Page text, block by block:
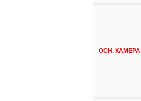
ОСН. КАМЕРА